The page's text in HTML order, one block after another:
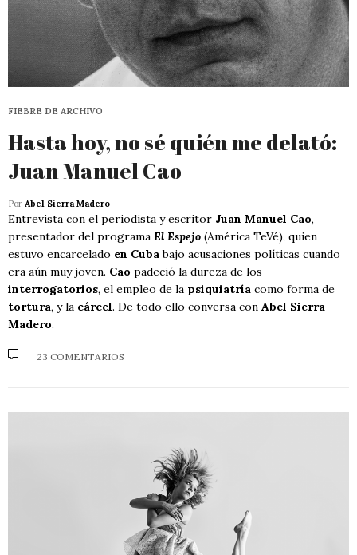
FIEBRE DE ARCHIVO
Hasta hoy, no sé quién me delató:
Juan Manuel Cao
Por Abel Sierra Madero
Entrevista con el periodista y escritor Juan Manuel Cao,
presentador del programa El Espejo (América TeVé), quien
estuvo encarcelado en Cubabajo acusaciones políticas cuando
era aún muy joven. Cao padeció la dureza de los
interrogatorios, el empleo de la psiquiatría como forma de
tortura, y la cárcel. De todo ello conversa con Abel Sierra
Madero.
23 COMENTARIOS